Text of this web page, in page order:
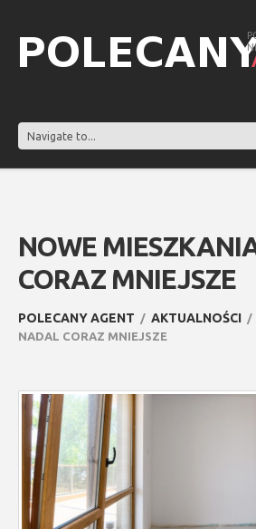
NOWE
CORAZ MNIEJSZE
POLECANY AGENT AKTUALNOŚCI
NADAL CORAZ MNIEJSZE